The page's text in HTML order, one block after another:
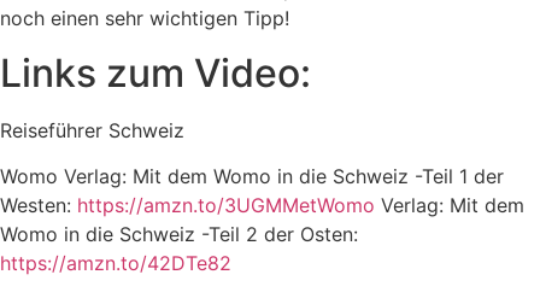
noch einen sehr wichtigen Tipp!
Links zum Video:
Reiseführer Schweiz
Womo Verlag: Mit dem Womo in die Schweiz -Teil 1 der
Westen: https://amzn.to/3UGMMetWomo Verlag: Mit dem
Womo in die Schweiz -Teil 2 der Osten:
https://amzn.to/42DTe82